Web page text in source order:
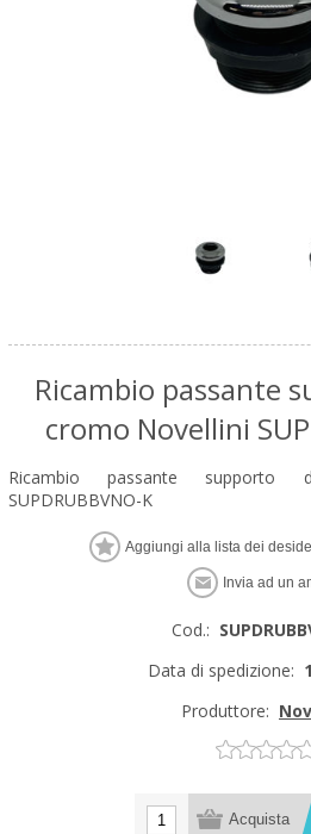
Ricambio passante
cromo Novellini
Ricambio passante supporto
SUPDRUBBVNO-K
Cod.:
Data di spedizione:
Produttore: